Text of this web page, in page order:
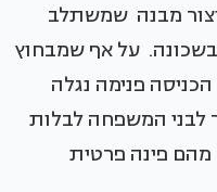
מבנה שמשתלב
בשכונה. על אף שמבחוץ
פנימה נגלה
לבני המשפחה לבלות
פינה פרטית